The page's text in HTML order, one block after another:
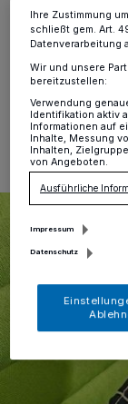
Kamp-Lintfort
12. Mai nach
08.05.2026 ,
Ihre Zustimmung
schließt gem. Art.
Datenverarbeitung
Wir und unsere
bereitzustellen:
Verwendung
Identifikation aktiv
Informationen auf
Inhalte, Messung
Inhalten,
von Angeboten.
Ausführliche
Impressum
Datenschutz